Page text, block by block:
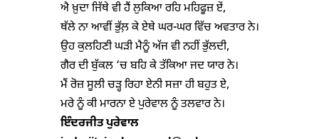
ਐ ਖ਼ੁਦਾ ਜਿੱਥੇ ਵੀ ਹੈਂ ਲੁਕਿਆ ਰਹਿ ਮਹਿਫੂਜ਼ ਏਂ,
ਥੱਲੇ ਨਾ ਆਵੀਂ ਭੁੱਲ਼ ਕੇ ਏਥੇ ਘਰ-ਘਰ ਵਿੱਚ ਅਵਤਾਰ ਨੇ।
ਉਹ ਕੁਲਹਿਣੀ ਘੜੀ ਮੈਨੂੰ ਅੱਜ ਵੀ ਨਹੀਂ ਭੁੱਲਦੀ,
ਗੈਰ ਦੀ ਬੁੱਕਲ ‘ਚ ਬਹਿ ਕੇ ਤੱਕਿਆ ਜਦ ਯਾਰ ਨੇ।
ਮੈਂ ਰੋਜ਼ ਸੂਲੀ ਚੜ੍ਹ ਰਿਹਾ ਏਨੀ ਸਜ਼ਾ ਹੀ ਬਹੁਤ ਏ,
ਇੰਦਰਜੀਤ ਪੁਰੇਵਾਲ